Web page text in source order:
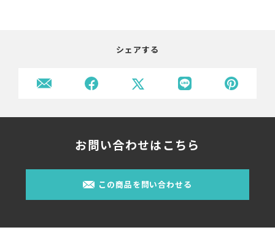
シェアする
お問い合わせはこちら
この商品を問い合わせる